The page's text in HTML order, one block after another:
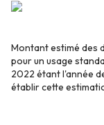
Montant estimé des
pour un usage
2022 étant l'année
établir cette